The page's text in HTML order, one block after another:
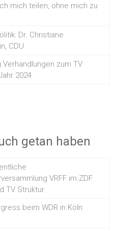
mich teilen, ohne mich zu
Dr. Christiane
CDU
zum TV
2024
getan haben
VRFF im ZDF
TV Struktur
beim WDR in Köln